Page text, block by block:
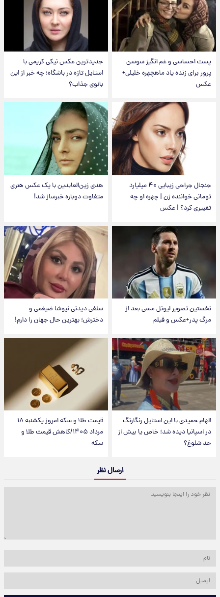
پست احساسی و غم انگیز سوسن
پرور برای زنده یاد ماهچهره خلیلی+
عکس
جدیدترین عکس نیکی کریمی با
استایل تازه در باشگاه؛ چه خبر از این
بانوی جذاب؟
جنجال جراحی زیبایی ۴۰ میلیارد
تومانی خواننده زن | چهره او چه
تغییری کرد؟ | عکس
هدی زین‌العابدین با یک عکس هنری
متفاوت دوباره خبرساز شد!
نخستین تصویر لیونل مسی بعد از
مرگ پدر+عکس و فیلم
سلفی دیدنی نیوشا ضیغمی و
دخترش؛ بهترین حال جهان را دارم!
الهام حمیدی با این استایل رنگارنگ
در اسپانیا دیده شد؛ خاص یا بیش از
حد شلوغ؟
قیمت طلا و سکه امروز یکشنبه ۱۸
مرداد ۱۴۰۵/کاهش قیمت طلا و
سکه
ارسال نظر